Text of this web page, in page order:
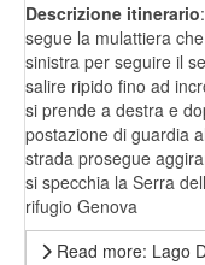
Descrizione itinerario
segue la mulattiera
sinistra per seguire il
salire ripido fino ad
si prende a destra e
postazione di guardia
strada prosegue
si specchia la Serra
rifugio Genova
Read more: Lago